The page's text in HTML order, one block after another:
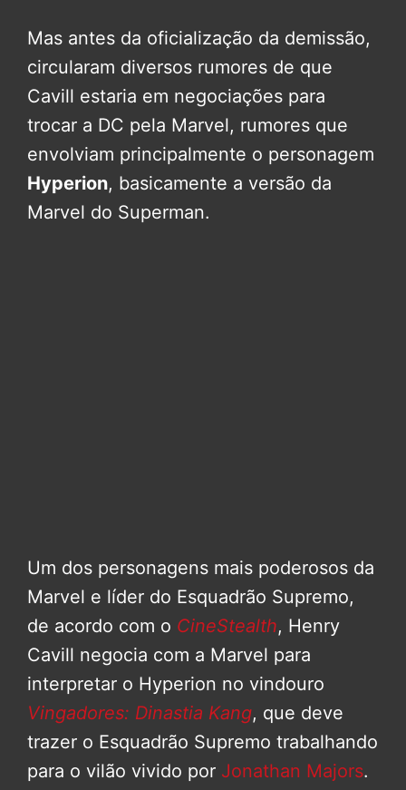
Mas antes da oficialização da demissão,
circularam diversos rumores de que
Cavill estaria em negociações para
trocar a DC pela Marvel, rumores que
envolviam principalmente o personagem
Hyperion, basicamente a versão da
Marvel do Superman.
Um dos personagens mais poderosos da
Marvel e líder do Esquadrão Supremo,
de acordo com o CineStealth, Henry
Cavill negocia com a Marvel para
interpretar o Hyperion no vindouro
Vingadores: Dinastia Kang, que deve
trazer o Esquadrão Supremo trabalhando
para o vilão vivido por Jonathan Majors.